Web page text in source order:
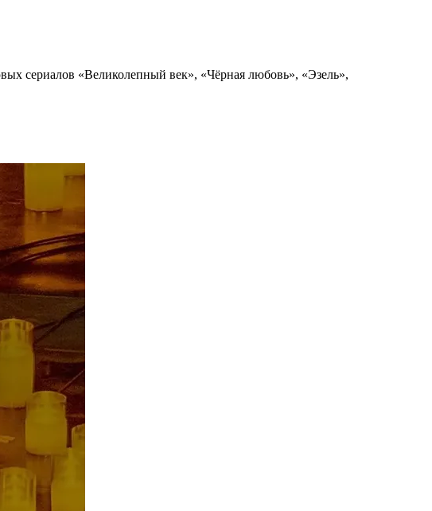
сериалов «Великолепный век», «Чёрная любовь», «Эзель»,